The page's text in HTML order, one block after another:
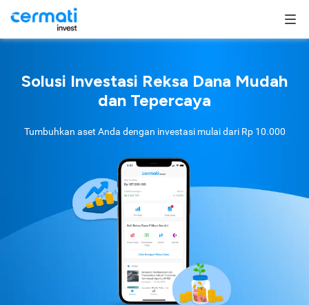
Solusi Investasi Reksa Dana Mudah
dan Tepercaya
Tumbuhkan aset Anda dengan investasi mulai dari Rp 10.000